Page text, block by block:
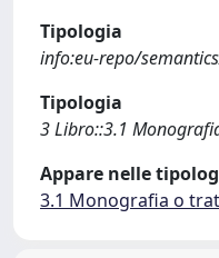
Tipologia
info:eu-repo/
Tipologia
3 Libro::3.1
Appare nelle
3.1 Monografia o